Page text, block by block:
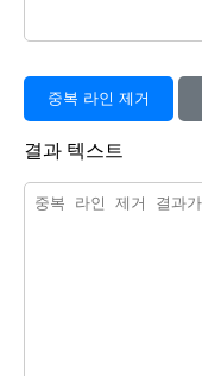
중복 라인 제거
결과 텍스트